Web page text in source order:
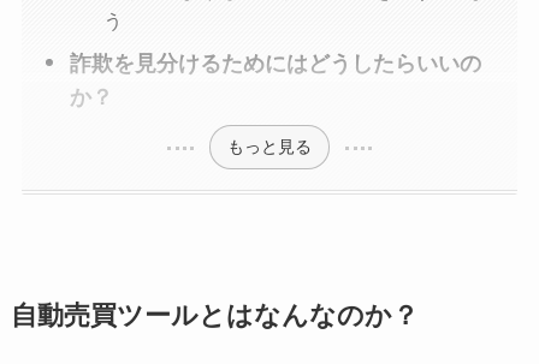
う
詐欺を見分けるためにはどうしたらいいの
か？
もっと見る
自動売買ツールとはなんなのか？